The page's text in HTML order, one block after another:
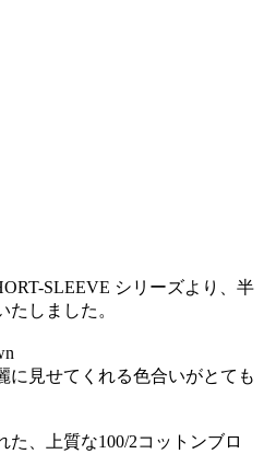
SLEEVE シリーズより、半
しました。
に見せてくれる色合いがとても
た、上質な100/2コットンブロ